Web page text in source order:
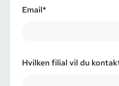
Email*
Hvilken filial vil du